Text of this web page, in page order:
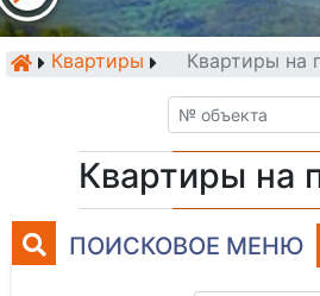
Квартиры Квартиры на
Квартиры на
ПОИСКОВОЕ МЕНЮ